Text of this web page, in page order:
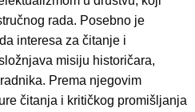
rada. Posebno je
interesa za čitanje i
misiju historičara,
Prema njegovim
čitanja i kritičkog promišljanja